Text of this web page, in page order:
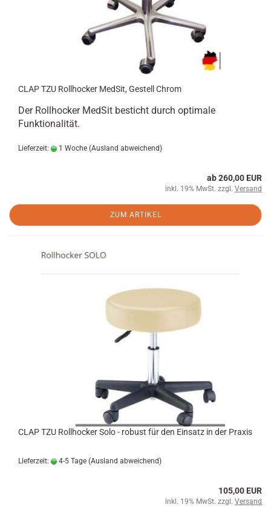
CLAP TZU Rollhocker MedSit, Gestell Chrom
Der Rollhocker MedSit besticht durch optimale
Funktionalität.
Lieferzeit: 1 Woche (Ausland abweichend)
ab 260,00 EUR
inkl. 19% MwSt. zzgl. Versand
ZUM ARTIKEL
CLAP TZU Rollhocker Solo - robust für den Einsatz in der Praxis
Lieferzeit: 4-5 Tage (Ausland abweichend)
105,00 EUR
inkl. 19% MwSt. zzgl. Versand